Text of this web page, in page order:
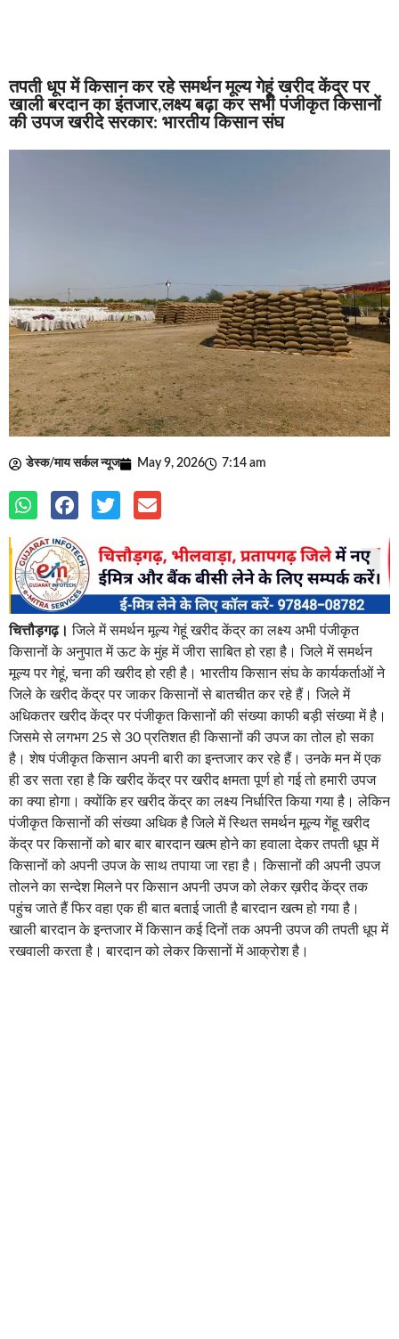
तपती धूप में किसान कर रहे समर्थन मूल्य गेहूं खरीद केंद्र पर
खाली बरदान का इंतजार,लक्ष्य बढ़ा कर सभी पंजीकृत किसानों
की उपज खरीदे सरकार: भारतीय किसान संघ
डेस्क/माय सर्कल न्यूज May 9, 2026 7:14 am
चित्तौड़गढ़। जिले में समर्थन मूल्य गेहूं खरीद केंद्र का लक्ष्य अभी पंजीकृत
किसानों के अनुपात में ऊट के मुंह में जीरा साबित हो रहा है। जिले में समर्थन
मूल्य पर गेहूं, चना की खरीद हो रही है। भारतीय किसान संघ के कार्यकर्ताओं ने
जिले के खरीद केंद्र पर जाकर किसानों से बातचीत कर रहे हैं। जिले में
अधिकतर खरीद केंद्र पर पंजीकृत किसानों की संख्या काफी बड़ी संख्या में है।
जिसमे से लगभग 25 से 30 प्रतिशत ही किसानों की उपज का तोल हो सका
है। शेष पंजीकृत किसान अपनी बारी का इन्तजार कर रहे हैं। उनके मन में एक
ही डर सता रहा है कि खरीद केंद्र पर खरीद क्षमता पूर्ण हो गई तो हमारी उपज
का क्या होगा। क्योंकि हर खरीद केंद्र का लक्ष्य निर्धारित किया गया है। लेकिन
पंजीकृत किसानों की संख्या अधिक है जिले में स्थित समर्थन मूल्य गेंहू खरीद
केंद्र पर किसानों को बार बार बारदान खत्म होने का हवाला देकर तपती धूप में
किसानों को अपनी उपज के साथ तपाया जा रहा है। किसानों की अपनी उपज
तोलने का सन्देश मिलने पर किसान अपनी उपज को लेकर ख़रीद केंद्र तक
पहुंच जाते हैं फिर वहा एक ही बात बताई जाती है बारदान खत्म हो गया है।
खाली बारदान के इन्तजार में किसान कई दिनों तक अपनी उपज की तपती धूप में
रखवाली करता है। बारदान को लेकर किसानों में आक्रोश है।